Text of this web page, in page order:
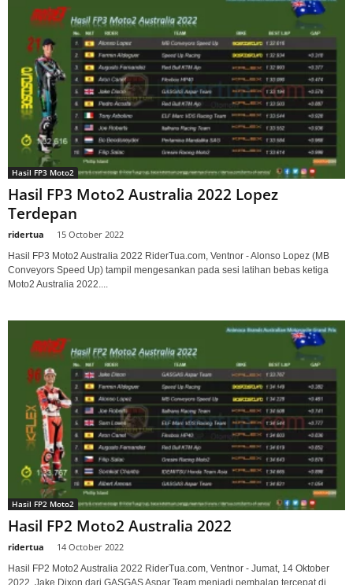
Hasil FP3 Moto2
Hasil FP3 Moto2 Australia 2022 Lopez
Terdepan
ridertua 15 October 2022
Hasil FP3 Moto2 Australia 2022 RiderTua.com, Ventnor - Alonso Lopez (MB
Conveyors Speed Up) tampil mengesankan pada sesi latihan bebas ketiga
Moto2 Australia 2022....
Hasil FP2 Moto2
Hasil FP2 Moto2 Australia 2022
ridertua 14 October 2022
Hasil FP2 Moto2 Australia 2022 RiderTua.com, Ventnor - Jumat, 14 Oktober